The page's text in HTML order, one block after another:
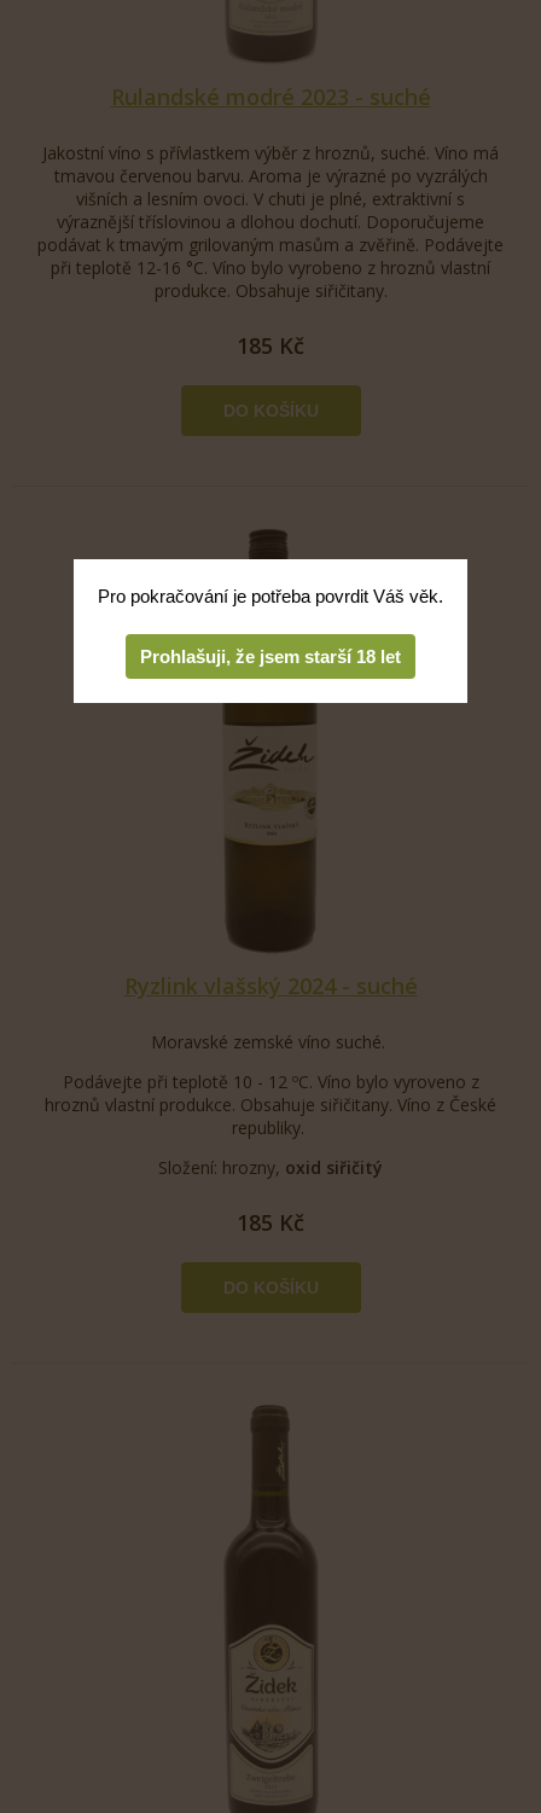
Rulandské modré 2023 - suché
Jakostní víno s přívlastkem výběr z hroznů, suché. Víno má
tmavou červenou barvu. Aroma je výrazné po vyzrálých
višních a lesním ovoci. V chuti je plné, extraktivní s
výraznější tříslovinou a dlohou dochutí. Doporučujeme
podávat k tmavým grilovaným masům a zvěřině. Podávejte
při teplotě 12-16 °C. Víno bylo vyrobeno z hroznů vlastní
produkce. Obsahuje siřičitany.
185 Kč
Ryzlink vlašský 2024 - suché
Moravské zemské víno suché.
Podávejte při teplotě 10 - 12 ºC. Víno bylo vyroveno z
hroznů vlastní produkce. Obsahuje siřičitany. Víno z České
republiky.
Složení: hrozny, oxid siřičitý
185 Kč
Pro pokračování je potřeba povrdit Váš věk.
Prohlašuji, že jsem starší 18 let